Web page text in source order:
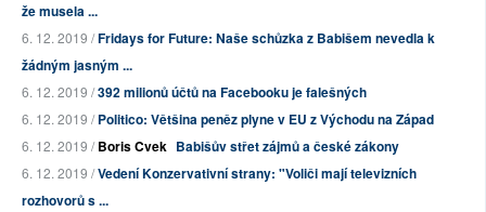
že musela ...
6. 12. 2019 /Fridays for Future: Naše schůzka z Babišem nevedla k
žádným jasným ...
6. 12. 2019 /392 milionů účtů na Facebooku je falešných
6. 12. 2019 /Politico: Většina peněz plyne v EU z Východu na Západ
6. 12. 2019 /Boris Cvek Babišův střet zájmů a české zákony
6. 12. 2019 /Vedení Konzervativní strany: "Voliči mají televizních
rozhovorů s ...